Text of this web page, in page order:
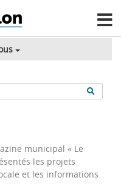
municipal « Le
les projets
et les informations